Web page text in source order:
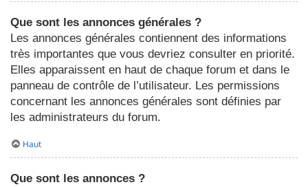
Que sont les annonces générales ?
Les annonces générales contiennent des informations
très importantes que vous devriez consulter en priorité.
Elles apparaissent en haut de chaque forum et dans le
panneau de contrôle de l’utilisateur. Les permissions
concernant les annonces générales sont définies par
les administrateurs du forum.
Haut
Que sont les annonces ?